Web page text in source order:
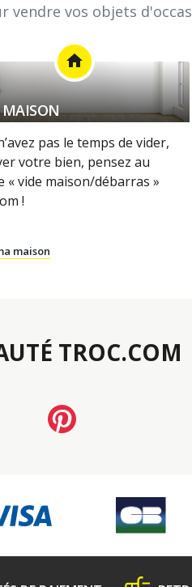
vendre vos objets
home
pas le temps de vider,
votre bien, pensez au
« vide maison/débarras »
!
maison
TROC.COM